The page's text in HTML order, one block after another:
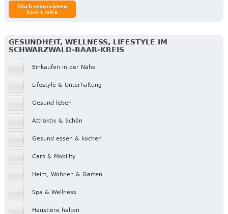
Tisch reservieren
book a table
GESUNDHEIT, WELLNESS, LIFESTYLE IM
SCHWARZWALD-BAAR-KREIS
Einkaufen in der Nähe
Lifestyle & Unterhaltung
Gesund leben
Attraktiv & Schön
Gesund essen & kochen
Cars & Mobility
Heim, Wohnen & Garten
Spa & Wellness
Haustiere halten